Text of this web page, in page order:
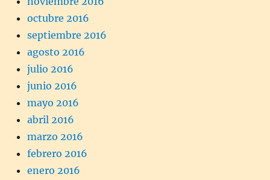
octubre 2016
septiembre 2016
agosto 2016
julio 2016
junio 2016
mayo 2016
abril 2016
marzo 2016
febrero 2016
enero 2016